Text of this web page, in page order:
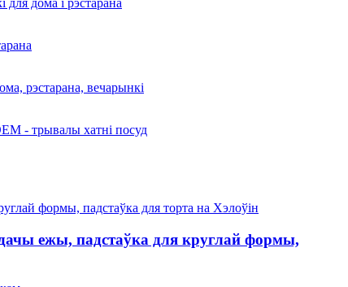
ежы, падстаўка для круглай формы,